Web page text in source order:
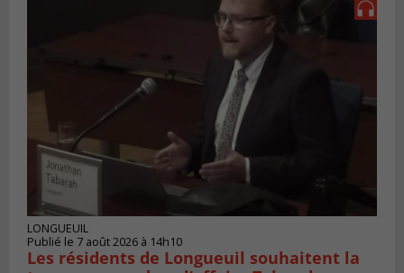
LONGUEUIL
Publié le 7 août 2026 à 14h10
Les résidents de Longueuil souhaitent la